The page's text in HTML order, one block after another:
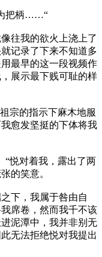
把柄……“
往我的欲火上浇上了
记录了下来不知道多
最早的这一段视频作
展示最下贱可耻的样
宗的指示下麻木地服
愈发坚挺的下体将我
“悦对着我，露出了两
的笑意。
下，我属于咎由自
席卷，然而我千不该
泥潭中，我并非别无
无法拒绝悦对我提出